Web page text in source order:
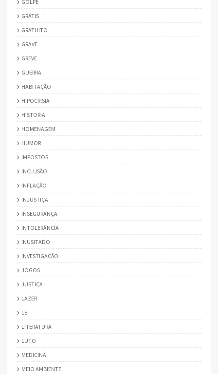
GOLPE
GRÁTIS
GRATUITO
GRAVE
GREVE
GUERRA
HABITAÇÃO
HIPOCRISIA
HISTORIA
HOMENAGEM
HUMOR
IMPOSTOS
INCLUSÃO
INFLAÇÃO
INJUSTIÇA
INSEGURANÇA
INTOLERÂNCIA
INUSITADO
INVESTIGAÇÃO
JOGOS
JUSTIÇA
LAZER
LEI
LITERATURA
LUTO
MEDICINA
MEIO AMBIENTE